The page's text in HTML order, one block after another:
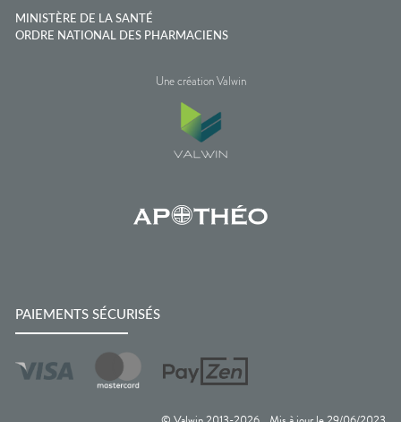
MINISTÈRE DE LA SANTÉ
ORDRE NATIONAL DES PHARMACIENS
Une création Valwin
PAIEMENTS SÉCURISÉS